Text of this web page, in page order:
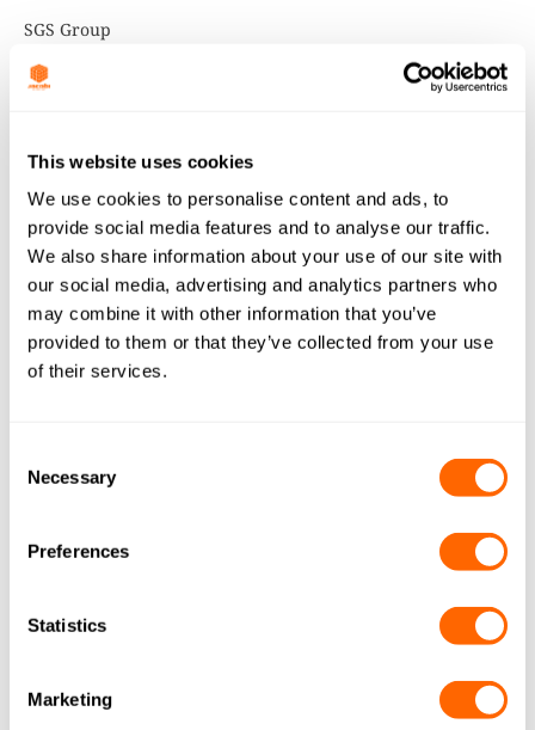
This website uses cookies
We use cookies to personalise content and ads, to
provide social media features and to analyse our traffic.
We also share information about your use of our site with
our social media, advertising and analytics partners who
may combine it with other information that you’ve
provided to them or that they’ve collected from your use
of their services.
Selection
Necessary
Preferences
Statistics
Marketing
SGS Group
www.sgs.com
Externa länkar
The Water and Sewerage Journal
http://mediapack.waterjournal.co.uk/
Koncernbolag
Jacobis moderbolag – Osaka Gas
Besök Resinex webbplats. Klicka här.
försäljning